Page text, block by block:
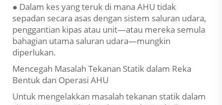
● Dalam kes yang teruk di mana AHU tidak
sepadan secara asas dengan sistem saluran udara,
penggantian kipas atau unit—atau mereka semula
bahagian utama saluran udara—mungkin
diperlukan.
Mencegah Masalah Tekanan Statik dalam Reka
Bentuk dan Operasi AHU
Untuk mengelakkan masalah tekanan statik dalam